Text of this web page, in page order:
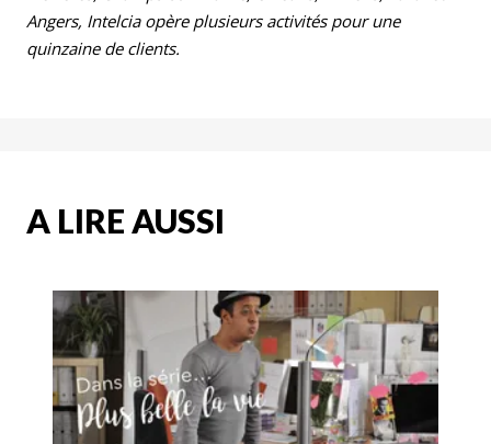
Angers, Intelcia opère plusieurs activités pour une
quinzaine de clients.
A LIRE AUSSI